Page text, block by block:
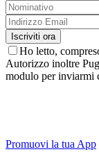
Ho letto,
Autorizzo inoltre
modulo per inviarmi
Promuovi la tua App